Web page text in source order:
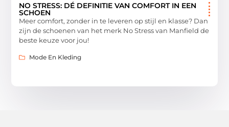
NO STRESS: DÉ DEFINITIE VAN COMFORT IN EEN
SCHOEN
Meer comfort, zonder in te leveren op stijl en klasse? Dan
zijn de schoenen van het merk No Stress van Manfield de
beste keuze voor jou!
Mode En Kleding